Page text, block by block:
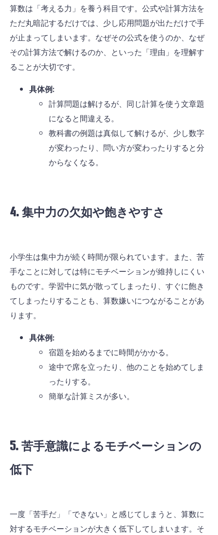
算数は「考える力」を養う科目です。公式や計算方法を
ただ丸暗記するだけでは、少し応用問題が出ただけで手
が止まってしまいます。なぜその公式を使うのか、なぜ
その計算方法で解けるのか、といった「理由」を理解す
ることが大切です。
具体例:
計算問題は解けるが、同じ計算を使う文章題
になると間違える。
教科書の例題は真似して解けるが、少し数字
が変わったり、問い方が変わったりすると分
からなくなる。
4. 集中力の欠如や飽きやすさ
小学生は集中力が続く時間が限られています。また、苦
手なことに対しては特にモチベーションが維持しにくい
ものです。学習中に気が散ってしまったり、すぐに飽き
てしまったりすることも、算数嫌いにつながることがあ
ります。
具体例:
宿題を始めるまでに時間がかかる。
途中で席を立ったり、他のことを始めてしま
ったりする。
簡単な計算ミスが多い。
5. 苦手意識によるモチベーションの
低下
一度「苦手だ」「できない」と感じてしまうと、算数に
対するモチベーションが大きく低下してしまいます。そ